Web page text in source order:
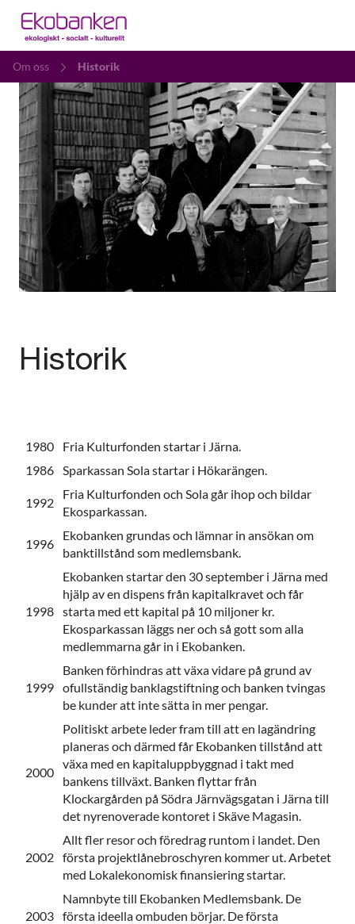
Om oss Historik
Historik
1980
Fria Kulturfonden startar i Järna.
1986
Sparkassan Sola startar i Hökarängen.
1992
Fria Kulturfonden och Sola går ihop och bildar
Ekosparkassan.
1996
Ekobanken grundas och lämnar in ansökan om
banktillstånd som medlemsbank.
1998
Ekobanken startar den 30 september i Järna med
hjälp av en dispens från kapitalkravet och får
starta med ett kapital på 10 miljoner kr.
Ekosparkassan läggs ner och så gott som alla
medlemmarna går in i Ekobanken.
1999
Banken förhindras att växa vidare på grund av
ofullständig banklagstiftning och banken tvingas
be kunder att inte sätta in mer pengar.
2000
Politiskt arbete leder fram till att en lagändring
planeras och därmed får Ekobanken tillstånd att
växa med en kapitaluppbyggnad i takt med
bankens tillväxt. Banken flyttar från
Klockargården på Södra Järnvägsgatan i Järna till
det nyrenoverade kontoret i Skäve Magasin.
2002
Allt fler resor och föredrag runtom i landet. Den
första projektlånebroschyren kommer ut. Arbetet
med Lokalekonomisk finansiering startar.
2003
Namnbyte till Ekobanken Medlemsbank. De
första ideella ombuden börjar. De första